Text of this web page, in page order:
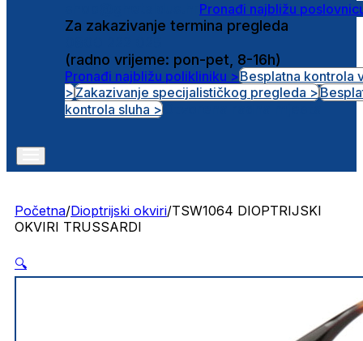
Pronađi najbližu
Za zakazivanje termina pregleda
(radno vrijeme: pon-pet, 8-16h)
Pronađi najbližu polikliniku >Besplatna kontrola
>Zakazivanje specijalističkog pregleda >
kontrola sluha >
Početna/Dioptrijski okviri/TSW1064 DIOPTRIJSKI
OKVIRI TRUSSARDI
🔍